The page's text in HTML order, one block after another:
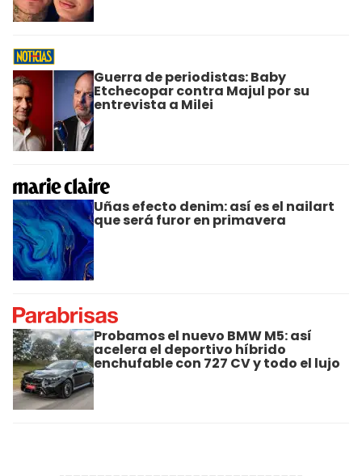
Guerra de periodistas: Baby
Etchecopar contra Majul por su
entrevista a Milei
Uñas efecto denim: así es el nailart
que será furor en primavera
Probamos el nuevo BMW M5: así
acelera el deportivo híbrido
enchufable con 727 CV y todo el lujo